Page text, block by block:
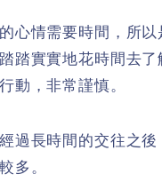
心情需要時間，所
踏實實地花時間去了
動，非常謹慎。
過長時間的交往之後
多。